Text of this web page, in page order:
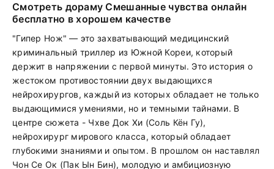
Смотреть дораму Смешанные чувства онлайн
бесплатно в хорошем качестве
"Гипер Нож" — это захватывающий медицинский
криминальный триллер из Южной Кореи, который
держит в напряжении с первой минуты. Это история о
жестоком противостоянии двух выдающихся
нейрохирургов, каждый из которых обладает не только
выдающимися умениями, но и темными тайнами. В
центре сюжета - Чхве Док Хи (Соль Кён Гу),
нейрохирург мирового класса, который обладает
глубокими знаниями и опытом. В прошлом он наставлял
Чон Се Ок (Пак Ын Бин), молодую и амбициозную